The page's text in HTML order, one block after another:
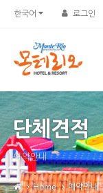
한국어 로그인
단체견적
예약안내
Home 예약안내